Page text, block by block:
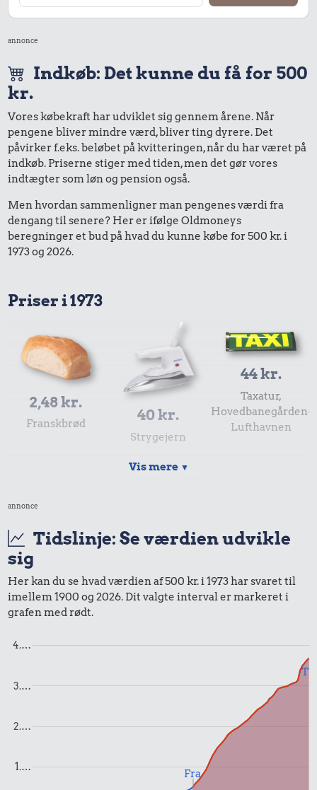
annonce
Indkøb: Det kunne du få for 500
kr.
Vores købekraft har udviklet sig gennem årene. Når
pengene bliver mindre værd, bliver ting dyrere. Det
påvirker f.eks. beløbet på kvitteringen, når du har været på
indkøb. Priserne stiger med tiden, men det gør vores
indtægter som løn og pension også.
Men hvordan sammenligner man pengenes værdi fra
dengang til senere? Her er ifølge Oldmoneys
beregninger et bud på hvad du kunne købe for 500 kr. i
1973 og 2026.
Priser i 1973
2,48 kr.
Franskbrød 40 kr.
Strygejern
44 kr.
Taxatur,
Hovedbanegården-
Lufthavnen
2,62 kr.
1 kg kartofler
3,45 kr.
200 g smør
Vis mere ▼
annonce
Tidslinje: Se værdien udvikle
sig
Her kan du se hvad værdien af 500 kr. i 1973 har svaret til
imellem 1900 og 2026. Dit valgte interval er markeret i
grafen med rødt.
1.…
2.…
3.…
4.…
Fra
Til